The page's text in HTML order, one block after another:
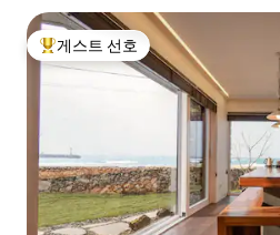
상위 게스트 선호
게스트 선호